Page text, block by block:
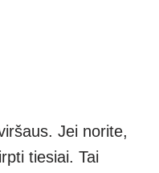
Jei norite,
tiesiai. Tai